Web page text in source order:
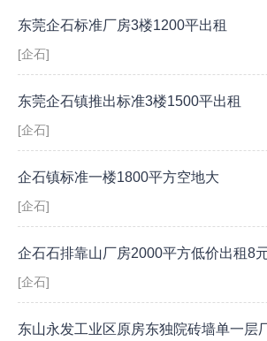
东莞企石标准厂房3楼1200平出租
[企石]
东莞企石镇推出标准3楼1500平出租
[企石]
企石镇标准一楼1800平方空地大
[企石]
企石石排靠山厂房2000平方低价出租8
[企石]
东山永发工业区原房东独院砖墙单一层